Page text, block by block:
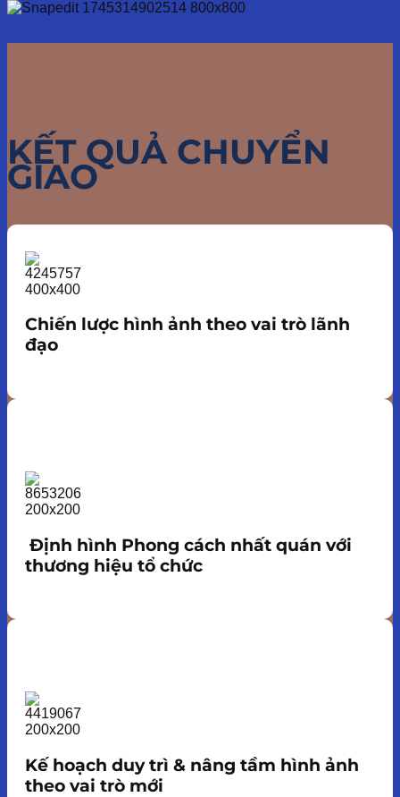
KẾT QUẢ CHUYỂN
GIAO
Chiến lược hình ảnh theo vai trò lãnh
đạo
Định hình Phong cách nhất quán với
thương hiệu tổ chức
Kế hoạch duy trì & nâng tầm hình ảnh
theo vai trò mới